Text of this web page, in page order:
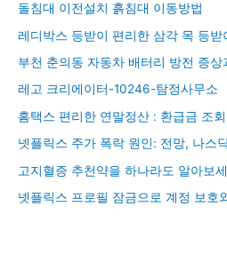
돌침대 이전설치 흙침대 이동방법
레디박스 등받이 편리한 삼각 목 등
부천 춘의동 자동차 배터리 방전 증상
레고 크리에이터-10246-탐정사무소
홈택스 편리한 연말정산 : 환급금 조
넷플릭스 주가 폭락 원인: 전망, 나스
고지혈증 추천약을 하나라도 알아보
넷플릭스 프로필 잠금으로 계정 보호